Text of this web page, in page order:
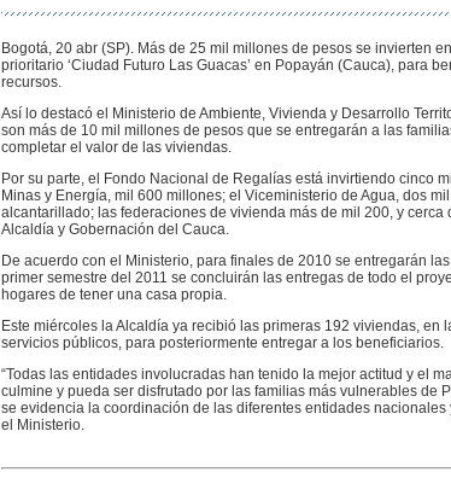
Bogotá, 20 abr (SP). Más de 25 mil millones de pesos se invierten
prioritario ‘Ciudad Futuro Las Guacas’ en Popayán (Cauca), para
recursos.
Así lo destacó el Ministerio de Ambiente, Vivienda y Desarrollo
son más de 10 mil millones de pesos que se entregarán a las
completar el valor de las viviendas.
Por su parte, el Fondo Nacional de Regalías está invirtiendo cinco
Minas y Energía, mil 600 millones; el Viceministerio de Agua, dos
alcantarillado; las federaciones de vivienda más de mil 200, y
Alcaldía y Gobernación del Cauca.
De acuerdo con el Ministerio, para finales de 2010 se entregarán
primer semestre del 2011 se concluirán las entregas de todo el
hogares de tener una casa propia.
Este miércoles la Alcaldía ya recibió las primeras 192 viviendas, en
servicios públicos, para posteriormente entregar a los beneficiarios.
“Todas las entidades involucradas han tenido la mejor actitud y el
culmine y pueda ser disfrutado por las familias más vulnerables de
se evidencia la coordinación de las diferentes entidades nacionales
el Ministerio.